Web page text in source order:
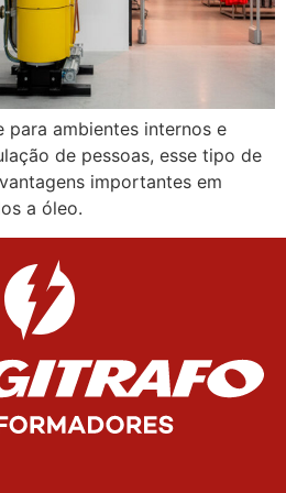
para ambientes internos e
de pessoas, esse tipo de
importantes em
a óleo.